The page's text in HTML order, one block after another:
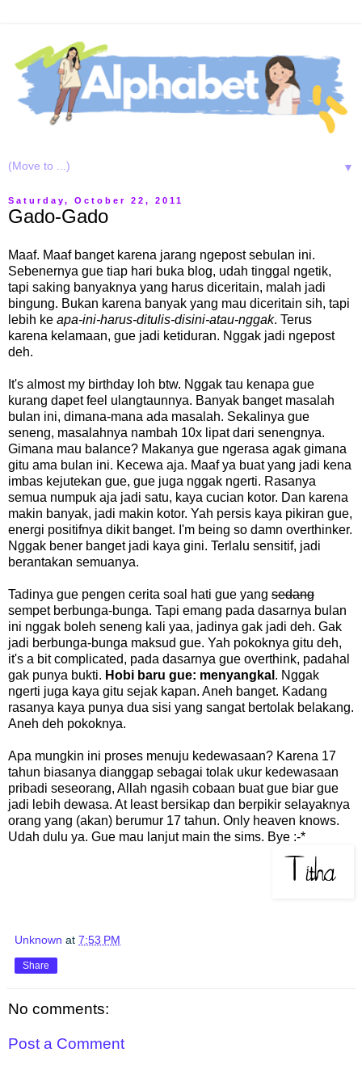
▼
Saturday, October 22, 2011
Gado-Gado
Maaf. Maaf banget karena jarang ngepost sebulan ini.
Sebenernya gue tiap hari buka blog, udah tinggal ngetik,
tapi saking banyaknya yang harus diceritain, malah jadi
bingung. Bukan karena banyak yang mau diceritain sih, tapi
lebih ke apa-ini-harus-ditulis-disini-atau-nggak. Terus
karena kelamaan, gue jadi ketiduran. Nggak jadi ngepost
deh.
It's almost my birthday loh btw. Nggak tau kenapa gue
kurang dapet feel ulangtaunnya. Banyak banget masalah
bulan ini, dimana-mana ada masalah. Sekalinya gue
seneng, masalahnya nambah 10x lipat dari senengnya.
Gimana mau balance? Makanya gue ngerasa agak gimana
gitu ama bulan ini. Kecewa aja. Maaf ya buat yang jadi kena
imbas kejutekan gue, gue juga nggak ngerti. Rasanya
semua numpuk aja jadi satu, kaya cucian kotor. Dan karena
makin banyak, jadi makin kotor. Yah persis kaya pikiran gue,
energi positifnya dikit banget. I'm being so damn overthinker.
Nggak bener banget jadi kaya gini. Terlalu sensitif, jadi
berantakan semuanya.
Tadinya gue pengen cerita soal hati gue yang sedang
sempet berbunga-bunga. Tapi emang pada dasarnya bulan
ini nggak boleh seneng kali yaa, jadinya gak jadi deh. Gak
jadi berbunga-bunga maksud gue. Yah pokoknya gitu deh,
it's a bit complicated, pada dasarnya gue overthink, padahal
gak punya bukti. Hobi baru gue: menyangkal . Nggak
ngerti juga kaya gitu sejak kapan. Aneh banget. Kadang
rasanya kaya punya dua sisi yang sangat bertolak belakang.
Aneh deh pokoknya.
Apa mungkin ini proses menuju kedewasaan? Karena 17
tahun biasanya dianggap sebagai tolak ukur kedewasaan
pribadi seseorang, Allah ngasih cobaan buat gue biar gue
jadi lebih dewasa. At least bersikap dan berpikir selayaknya
orang yang (akan) berumur 17 tahun. Only heaven knows.
Udah dulu ya. Gue mau lanjut main the sims. Bye :-*
Unknown at 7:53 PM
Share
No comments:
Post a Comment